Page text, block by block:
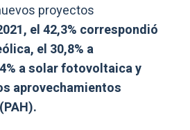
proyectos
el 42,3% correspondió
el 30,8% a
a solar fotovoltaica y
aprovechamientos